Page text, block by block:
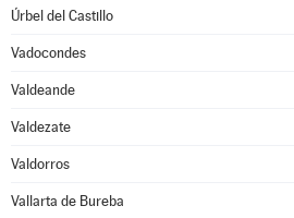
Úrbel del Castillo
Vadocondes
Valdeande
Valdezate
Valdorros
Vallarta de Bureba